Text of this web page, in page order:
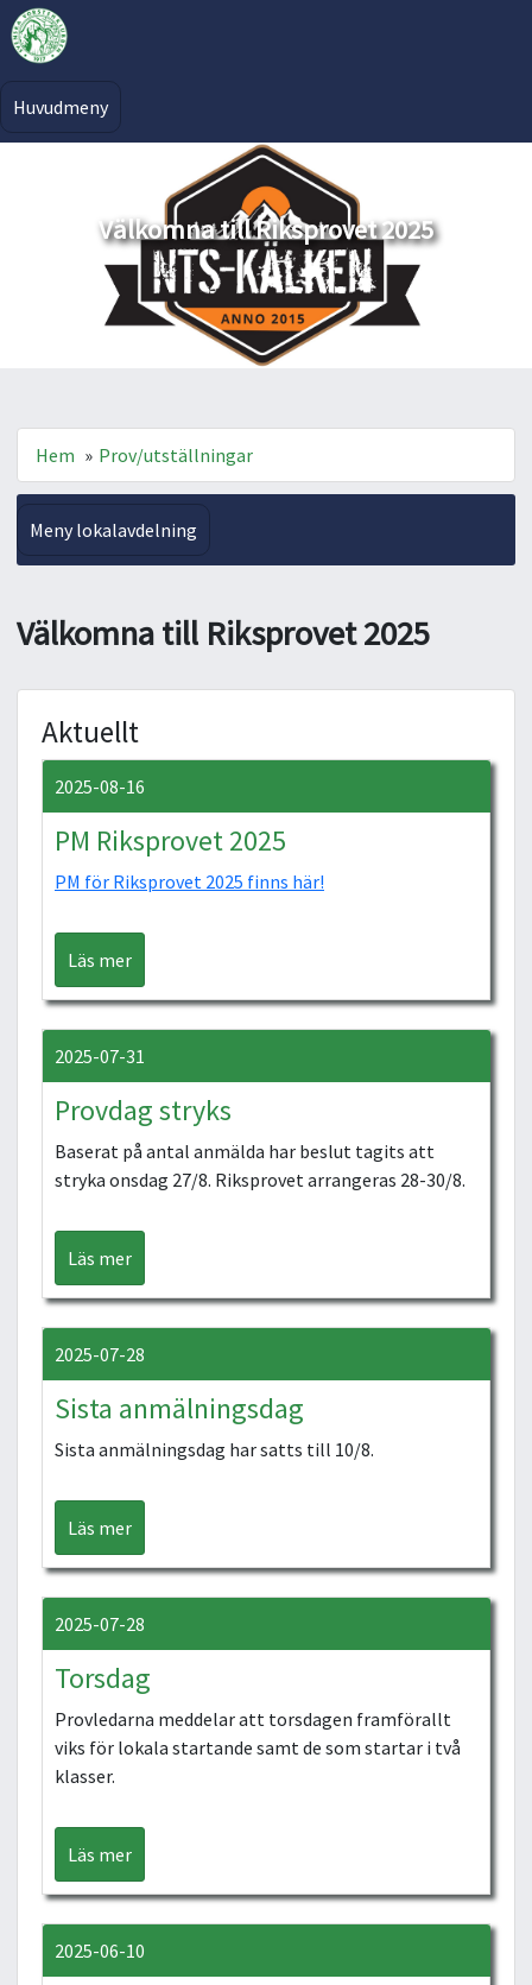
Huvudmeny
Välkomna till Riksprovet 2025
Hem » Prov/utställningar
Meny lokalavdelning
Välkomna till Riksprovet 2025
Aktuellt
2025-08-16
PM Riksprovet 2025
PM för Riksprovet 2025 finns här!
Läs mer
2025-07-31
Provdag stryks
Baserat på antal anmälda har beslut tagits att
stryka onsdag 27/8. Riksprovet arrangeras 28-30/8.
Läs mer
2025-07-28
Sista anmälningsdag
Sista anmälningsdag har satts till 10/8.
Läs mer
2025-07-28
Torsdag
Provledarna meddelar att torsdagen framförallt
viks för lokala startande samt de som startar i två
klasser.
Läs mer
2025-06-10